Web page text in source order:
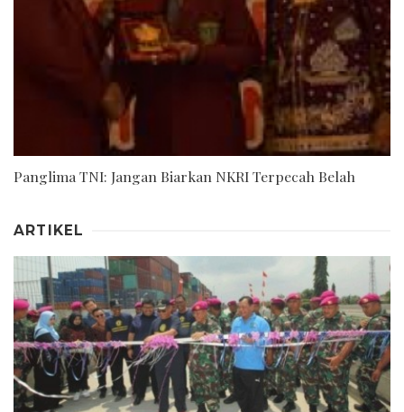
Panglima TNI: Jangan Biarkan NKRI Terpecah Belah
ARTIKEL